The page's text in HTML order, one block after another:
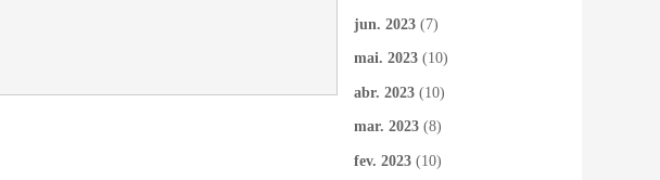
jun. 2023 (7)
mai. 2023 (10)
abr. 2023 (10)
mar. 2023 (8)
fev. 2023 (10)